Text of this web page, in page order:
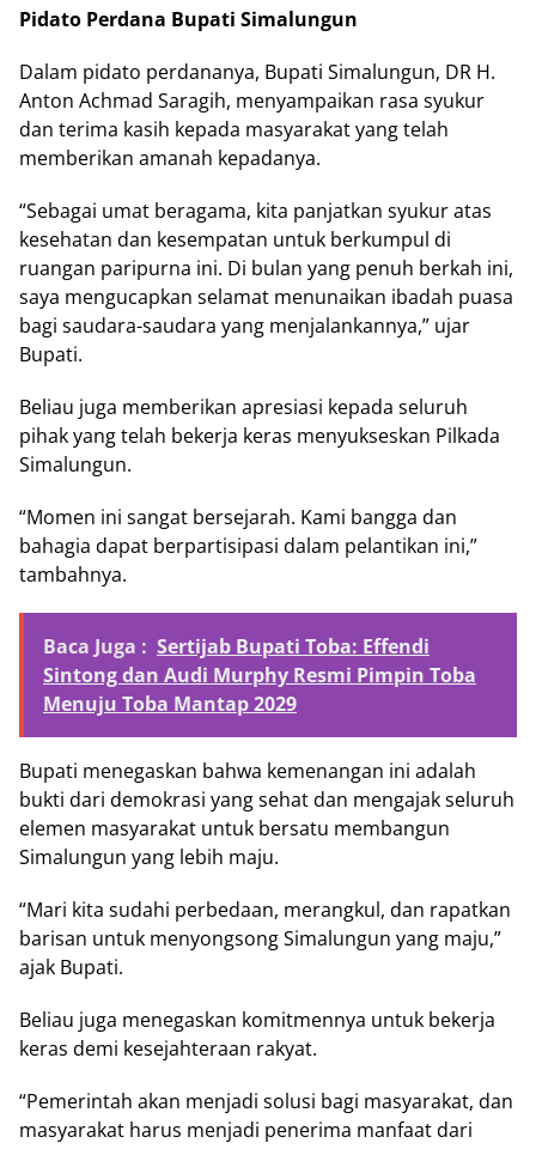
Pidato Perdana Bupati Simalungun
Dalam pidato perdananya, Bupati Simalungun, DR H.
Anton Achmad Saragih, menyampaikan rasa syukur
dan terima kasih kepada masyarakat yang telah
memberikan amanah kepadanya.
“Sebagai umat beragama, kita panjatkan syukur atas
kesehatan dan kesempatan untuk berkumpul di
ruangan paripurna ini. Di bulan yang penuh berkah ini,
saya mengucapkan selamat menunaikan ibadah puasa
bagi saudara-saudara yang menjalankannya,” ujar
Bupati.
Beliau juga memberikan apresiasi kepada seluruh
pihak yang telah bekerja keras menyukseskan Pilkada
Simalungun.
“Momen ini sangat bersejarah. Kami bangga dan
bahagia dapat berpartisipasi dalam pelantikan ini,”
tambahnya.
Baca Juga : Sertijab Bupati Toba: Effendi
Sintong dan Audi Murphy Resmi Pimpin Toba
Menuju Toba Mantap 2029
Bupati menegaskan bahwa kemenangan ini adalah
bukti dari demokrasi yang sehat dan mengajak seluruh
elemen masyarakat untuk bersatu membangun
Simalungun yang lebih maju.
“Mari kita sudahi perbedaan, merangkul, dan rapatkan
barisan untuk menyongsong Simalungun yang maju,”
ajak Bupati.
Beliau juga menegaskan komitmennya untuk bekerja
keras demi kesejahteraan rakyat.
“Pemerintah akan menjadi solusi bagi masyarakat, dan
masyarakat harus menjadi penerima manfaat dari